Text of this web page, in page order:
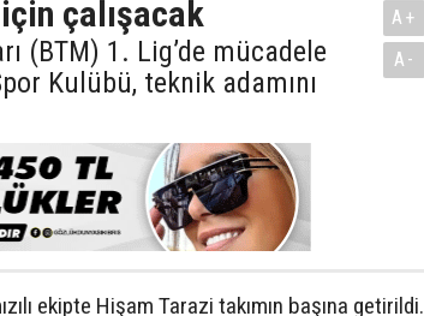
çalışacak
(BTM) 1. Lig’de mücadele
Kulübü, teknik adamını
A+
A-
ekipte Hişam Tarazi takımın başına getirildi.